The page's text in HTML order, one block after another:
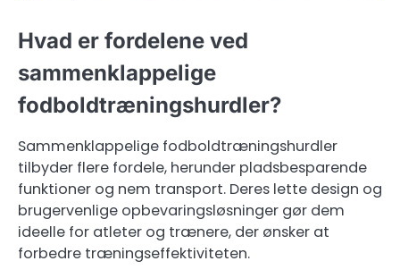
Hvad er fordelene ved
sammenklappelige
fodboldtræningshurdler?
Sammenklappelige fodboldtræningshurdler
tilbyder flere fordele, herunder pladsbesparende
funktioner og nem transport. Deres lette design og
brugervenlige opbevaringsløsninger gør dem
ideelle for atleter og trænere, der ønsker at
forbedre træningseffektiviteten.